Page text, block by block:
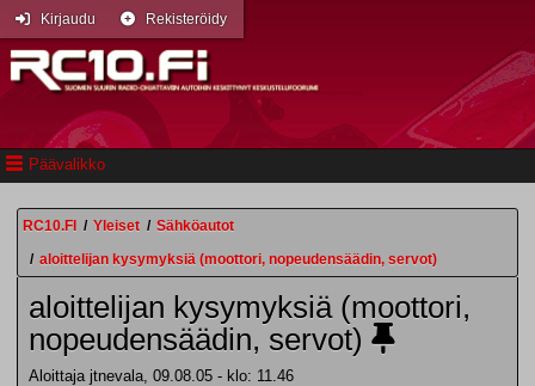
Päävalikko
Kirjaudu Rekisteröidy
RC10.FI / Yleiset / Sähköautot
/ aloittelijan kysymyksiä (moottori, nopeudensäädin, servot)
aloittelijan kysymyksiä (moottori,
nopeudensäädin, servot)
Aloittaja jtnevala, 09.08.05 - klo: 11.46